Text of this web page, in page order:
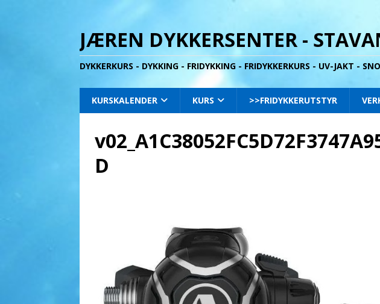
JÆREN DYKKERSENTER -
DYKKERKURS - DYKKING - FRIDYKKING - FRIDYKKERKURS - UV-JAKT -
KURSKALENDER KURS >>FRIDYKKERUTSTYR
D